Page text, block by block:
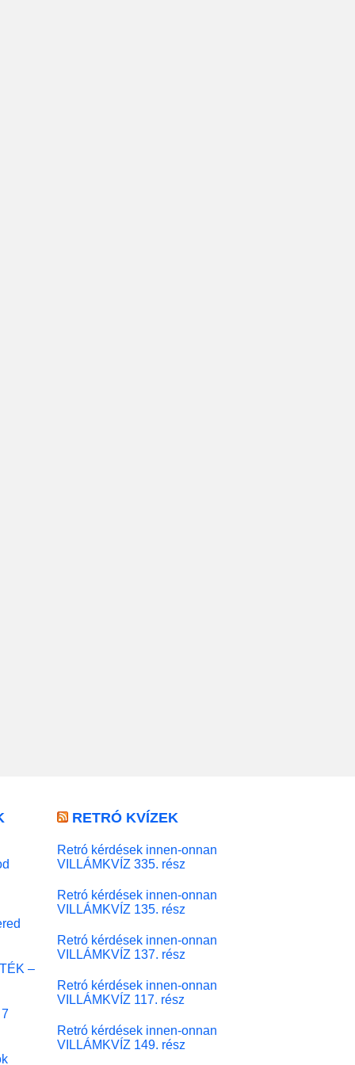
–
RETRÓ KVÍZEK
Retró kérdések innen-onnan
VILLÁMKVÍZ 335. rész
Retró kérdések innen-onnan
VILLÁMKVÍZ 135. rész
Retró kérdések innen-onnan
VILLÁMKVÍZ 137. rész
Retró kérdések innen-onnan
VILLÁMKVÍZ 117. rész
Retró kérdések innen-onnan
VILLÁMKVÍZ 149. rész